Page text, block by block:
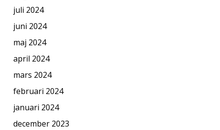
juli 2024
juni 2024
maj 2024
april 2024
mars 2024
februari 2024
januari 2024
december 2023